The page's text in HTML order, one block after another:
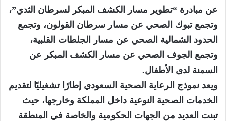
عن مبادرة “تطوير مسار الكشف المبكر لسرطان الثدي”،
وتجمع تبوك الصحي عن مسار سرطان القولون، وتجمع
الحدود الشمالية الصحي عن مسار الجلطات القلبية،
وتجمع الجوف الصحي عن مسار الكشف المبكر عن
السمنة لدى الأطفال.
ويعد نموذج الرعاية الصحية السعودي إطارًا تشغيليًا لتقديم
الخدمات الصحية النوعية داخل المملكة وخارجها، حيث
تبنت العديد من الجهات الحكومية والخاصة في المنطقة